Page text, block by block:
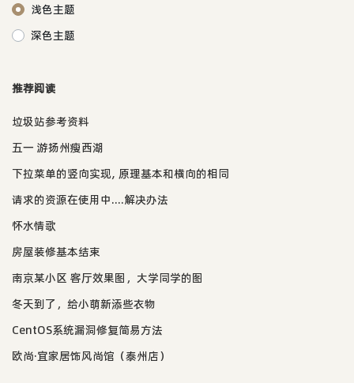
浅色主题
深色主题
推荐阅读
垃圾站参考资料
五一 游扬州瘦西湖
下拉菜单的竖向实现, 原理基本和横向的相同
请求的资源在使用中....解决办法
怀水情歌
房屋装修基本结束
南京某小区 客厅效果图，大学同学的图
冬天到了，给小萌新添些衣物
CentOS系统漏洞修复简易方法
欧尚·宜家居饰风尚馆（泰州店）